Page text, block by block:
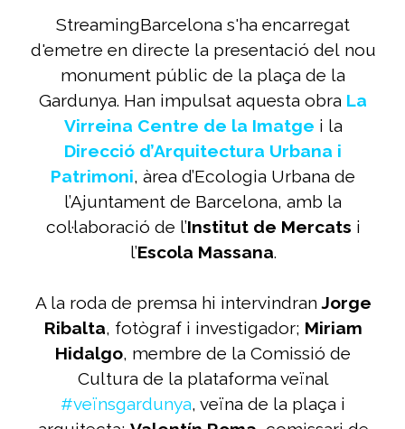
StreamingBarcelona s'ha encarregat
d'emetre en directe la presentació del nou
monument públic de la plaça de la
Gardunya. Han impulsat aquesta obra La
Virreina Centre de la Imatge i la
Direcció d’Arquitectura Urbana i
Patrimoni, àrea d’Ecologia Urbana de
l’Ajuntament de Barcelona, amb la
col·laboració de l’Institut de Mercats i
l’Escola Massana.
A la roda de premsa hi intervindranJorge
Ribalta, fotògraf i investigador; Miriam
Hidalgo, membre de la Comissió de
Cultura de la plataforma veïnal
#veïnsgardunya, veïna de la plaça i